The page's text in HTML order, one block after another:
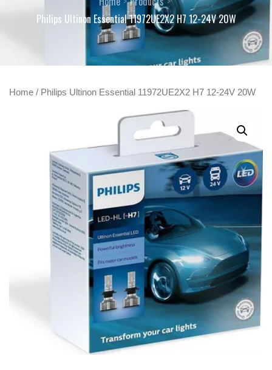
Philips Ultinon Essential 11972UE2X2 H7 12-24V 20W
Home / Philips Ultinon Essential 11972UE2X2 H7 12-24V 20W